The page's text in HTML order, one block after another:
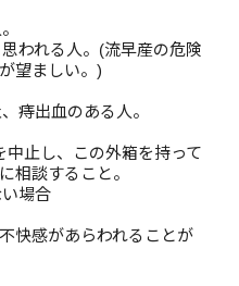
われる人。(流早産の危険
望ましい。)
痔出血のある人。
止し、この外箱を持って
相談すること。
場合
快感があらわれることが